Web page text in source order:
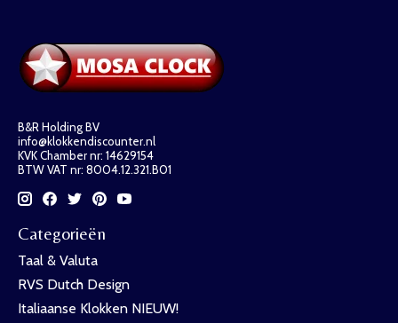
B&R Holding BV
info@klokkendiscounter.nl
KVK Chamber nr: 14629154
BTW VAT nr: 8004.12.321.B01
Categorieën
Taal & Valuta
RVS Dutch Design
Italiaanse Klokken NIEUW!